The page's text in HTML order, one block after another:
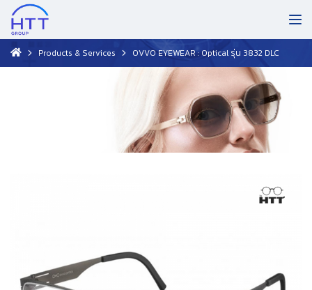
Products & Services OVVO EYEWEAR : Optical รุ่น 3832 DLC